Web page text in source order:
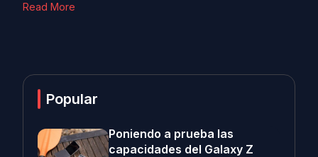
Read More
Popular
Poniendo a prueba las
capacidades del Galaxy Z